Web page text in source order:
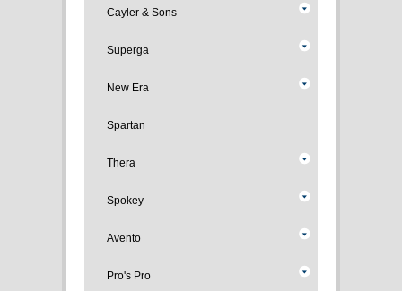
Cayler & Sons
Superga
New Era
Spartan
Thera
Spokey
Avento
Pro's Pro